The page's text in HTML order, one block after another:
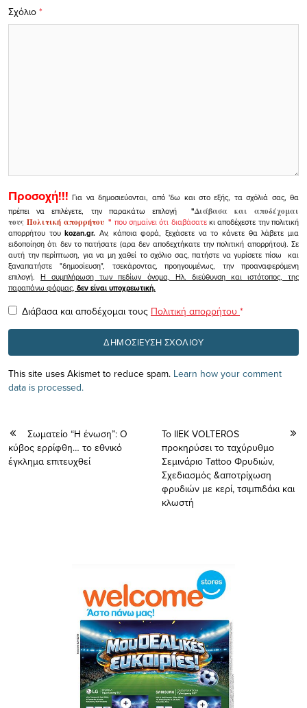
Σχόλιο *
Προσοχή!!! Για να δημοσιεύονται, από 'δω και στο εξής, τα σχόλιά σας, θα
πρέπει να επιλέγετε, την παρακάτω επιλογή
"Διάβασα και αποδέχομαι
τουςΠολιτική απορρήτου" που σημαίνει ότι διαβάσατεκι αποδέχεστε την πολιτική
απορρήτου τουkozan.gr. Αν, κάποια φορά, ξεχάσετε να το κάνετε θα λάβετε μια
ειδοποίηση ότι δεν το πατήσατε (αρα δεν αποδεχτήκατε την πολιτική απορρήτου). Σε
αυτή την περίπτωση, για να μη χαθεί το σχόλιο σας, πατήστε να γυρίσετε πίσω και
ξαναπατήστε "δημοσίευση", τσεκάροντας, προηγουμένως, την προαναφερόμενη
επιλογή.Η συμπλήρωση των πεδίων όνομα, Ηλ. διεύθυνση και ιστότοπος, της
παραπάνω φόρμας, δεν είναι υποχρεωτική.
Διάβασα και αποδέχομαι τους Πολιτική απορρήτου *
This site uses Akismet to reduce spam. Learn how your comment
data is processed.
Σωματείο “Η ένωση”: Ο
κύβος ερρίφθη… το εθνικό
έγκλημα επιτευχθεί
Το ΙΙΕΚ VOLTEROS
προκηρύσει το ταχύρυθμο
Σεμινάριο Tattoo Φρυδιών,
Σχεδιασμός &αποτρίχωση
φρυδιών με κερί, τσιμπιδάκι και
κλωστή